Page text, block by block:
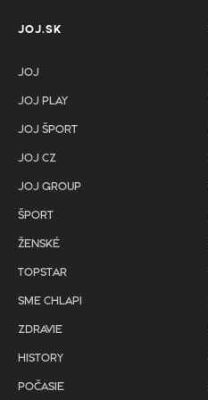
JOJ.SK
JOJ
JOJ PLAY
JOJ ŠPORT
JOJ CZ
JOJ GROUP
ŠPORT
ŽENSKÉ
TOPSTAR
SME CHLAPI
ZDRAVIE
HISTORY
POČASIE